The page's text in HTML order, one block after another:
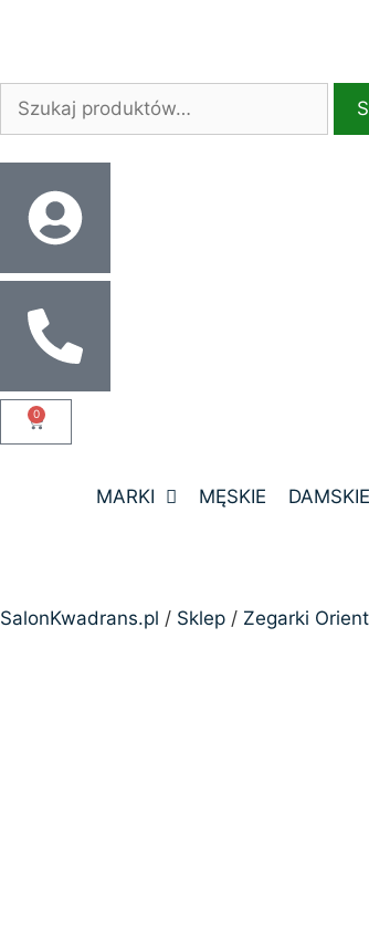
0
MARKI MĘSKIE DAMSKIE
SalonKwadrans.pl / Sklep / Zegarki Orient